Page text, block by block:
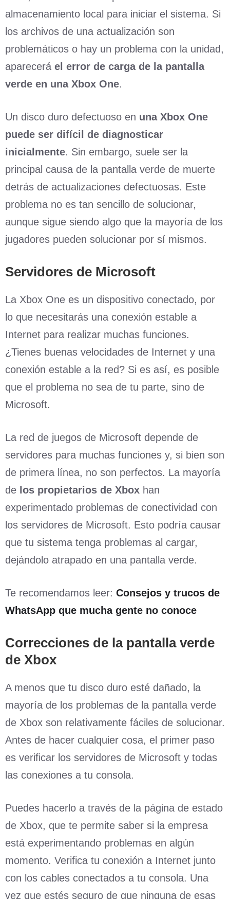
almacenamiento local para iniciar el sistema. Si
los archivos de una actualización son
problemáticos o hay un problema con la unidad,
aparecerá el error de carga de la pantalla
verde en una Xbox One.
Un disco duro defectuoso en una Xbox One
puede ser difícil de diagnosticar
inicialmente. Sin embargo, suele ser la
principal causa de la pantalla verde de muerte
detrás de actualizaciones defectuosas. Este
problema no es tan sencillo de solucionar,
aunque sigue siendo algo que la mayoría de los
jugadores pueden solucionar por sí mismos.
Servidores de Microsoft
La Xbox One es un dispositivo conectado, por
lo que necesitarás una conexión estable a
Internet para realizar muchas funciones.
¿Tienes buenas velocidades de Internet y una
conexión estable a la red? Si es así, es posible
que el problema no sea de tu parte, sino de
Microsoft.
La red de juegos de Microsoft depende de
servidores para muchas funciones y, si bien son
de primera línea, no son perfectos. La mayoría
de los propietarios de Xbox han
experimentado problemas de conectividad con
los servidores de Microsoft. Esto podría causar
que tu sistema tenga problemas al cargar,
dejándolo atrapado en una pantalla verde.
Te recomendamos leer: Consejos y trucos de
WhatsApp que mucha gente no conoce
Correcciones de la pantalla verde
de Xbox
A menos que tu disco duro esté dañado, la
mayoría de los problemas de la pantalla verde
de Xbox son relativamente fáciles de solucionar.
Antes de hacer cualquier cosa, el primer paso
es verificar los servidores de Microsoft y todas
las conexiones a tu consola.
Puedes hacerlo a través de la página de estado
de Xbox, que te permite saber si la empresa
está experimentando problemas en algún
momento. Verifica tu conexión a Internet junto
con los cables conectados a tu consola. Una
vez que estés seguro de que ninguna de esas